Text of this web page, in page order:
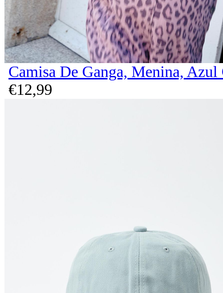
Camisa De Ganga, Menina, Azul
€12,99